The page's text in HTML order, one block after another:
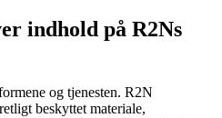
indhold på R2Ns
og tjenesten. R2N
beskyttet materiale,